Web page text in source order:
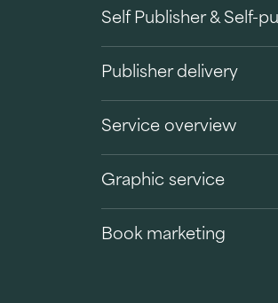
Self Publisher & Self-
Publisher delivery
Service overview
Graphic service
Book marketing